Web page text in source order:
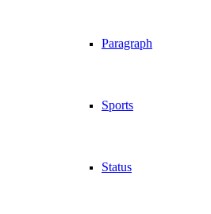
Paragraph
Sports
Status